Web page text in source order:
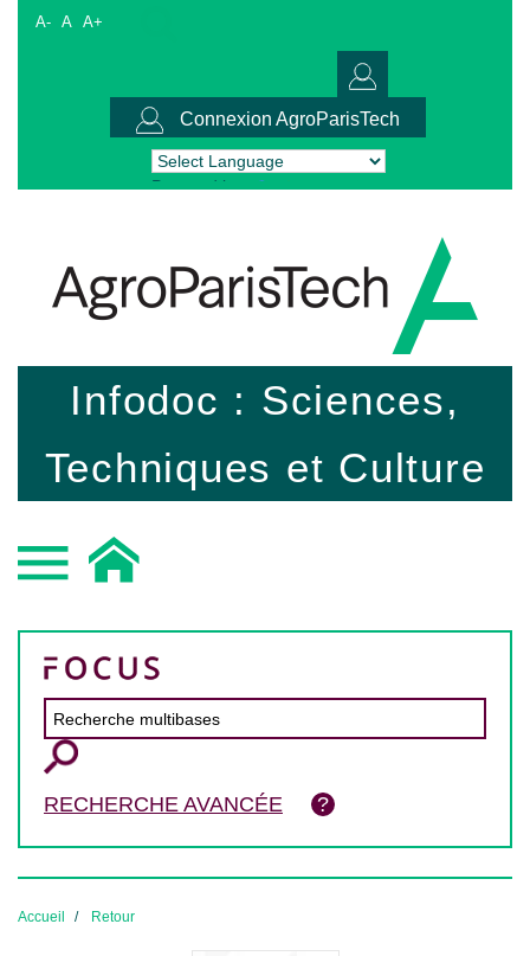
A- A A+
Connexion AgroParisTech
Powered by Translate
Infodoc : Sciences,
Techniques et Culture
RECHERCHE AVANCÉE
Accueil Retour